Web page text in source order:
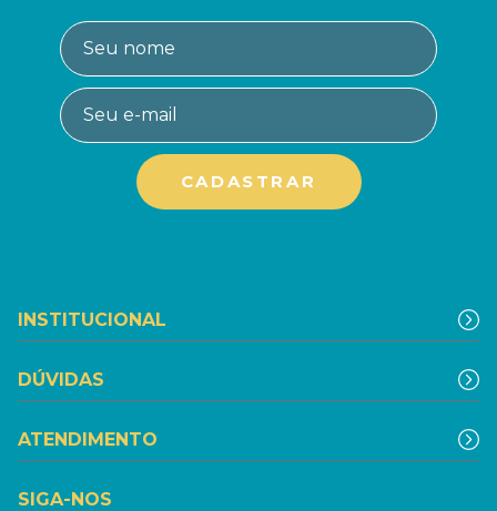
INSTITUCIONAL
DÚVIDAS
ATENDIMENTO
SIGA-NOS